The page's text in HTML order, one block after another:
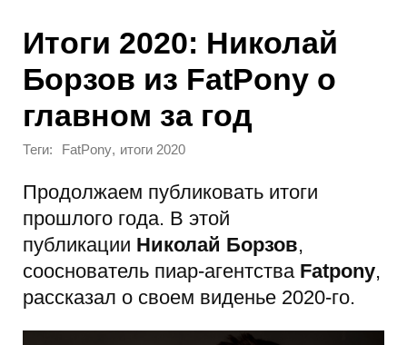
Итоги 2020: Николай
Борзов из FatPony о
главном за год
Теги: FatPony, итоги 2020
Продолжаем публиковать итоги
прошлого года. В этой
публикации Николай Борзов,
сооснователь пиар-агентства Fatpony,
рассказал о своем виденье 2020-го.